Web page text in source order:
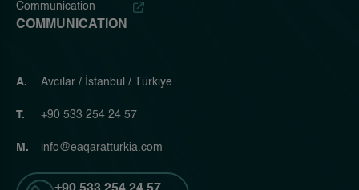
Communication
COMMUNICATION
A. Avcılar / İstanbul / Türkiye
T. +90 533 254 24 57
M. info@eaqaratturkia.com